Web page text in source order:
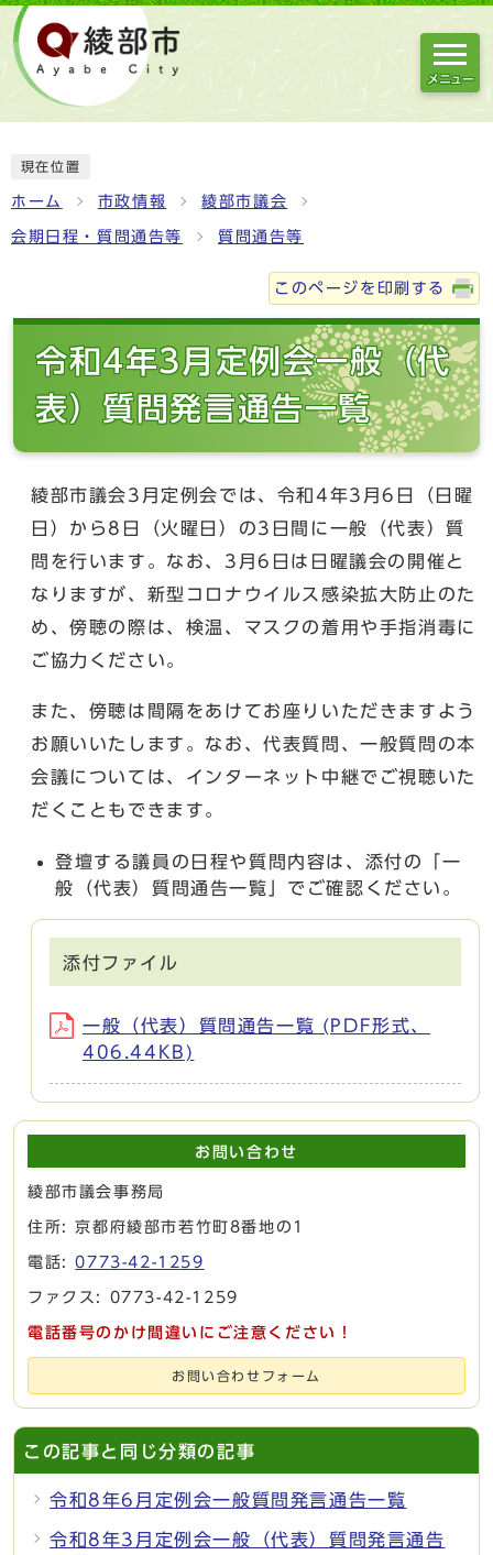
メニュー
現在位置
ホーム 市政情報 綾部市議会
会期日程・質問通告等 質問通告等
このページを印刷する
令和4年3月定例会一般（代
表）質問発言通告一覧
綾部市議会3月定例会では、令和4年3月6日（日曜
日）から8日（火曜日）の3日間に一般（代表）質
問を行います。なお、3月6日は日曜議会の開催と
なりますが、新型コロナウイルス感染拡大防止のた
め、傍聴の際は、検温、マスクの着用や手指消毒に
ご協力ください。
また、傍聴は間隔をあけてお座りいただきますよう
お願いいたします。なお、代表質問、一般質問の本
会議については、インターネット中継でご視聴いた
だくこともできます。
登壇する議員の日程や質問内容は、添付の「一
般（代表）質問通告一覧」でご確認ください。
添付ファイル
一般（代表）質問通告一覧 (PDF形式、
406.44KB)
お問い合わせ
綾部市議会事務局
住所: 京都府綾部市若竹町8番地の1
電話:0773-42-1259
ファクス: 0773-42-1259
電話番号のかけ間違いにご注意ください！
お問い合わせフォーム
この記事と同じ分類の記事
令和8年6月定例会一般質問発言通告一覧
令和8年3月定例会一般（代表）質問発言通告